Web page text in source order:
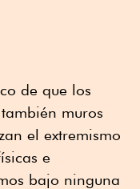
de que los
muros
el extremismo
e
bajo ninguna